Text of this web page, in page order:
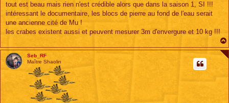
tout est beau mais rien n'est crédible alors que dans la saison 1, SI !!!
intéressant le documentaire, les blocs de pierre au fond de l'eau serait
une ancienne cité de Mu !
les crabes existent aussi et peuvent mesurer 3m d'envergure et 10 kg !!!
Seb_RF
Maître Shaolin